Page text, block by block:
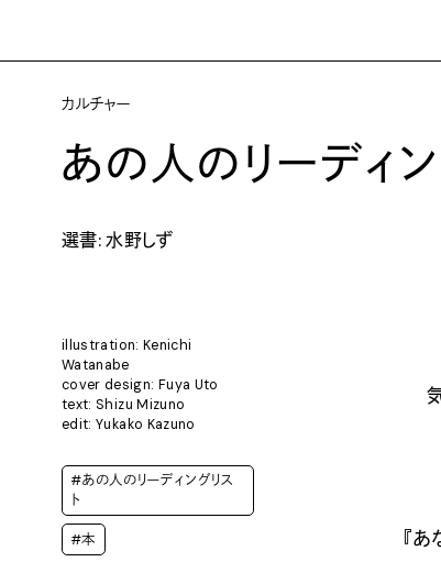
カルチャー
あの人のリーディ
選書: 水野しず
illustration: Kenichi
Watanabe
cover design: Fuya Uto
text: Shizu Mizuno
edit: Yukako Kazuno
#あの人のリーディングリス
ト
#本
『